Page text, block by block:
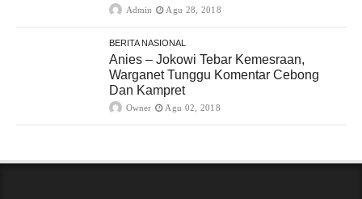
Admin Agu 28, 2018
BERITA NASIONAL
Anies – Jokowi Tebar Kemesraan,
Warganet Tunggu Komentar Cebong
Dan Kampret
Owner Agu 02, 2018